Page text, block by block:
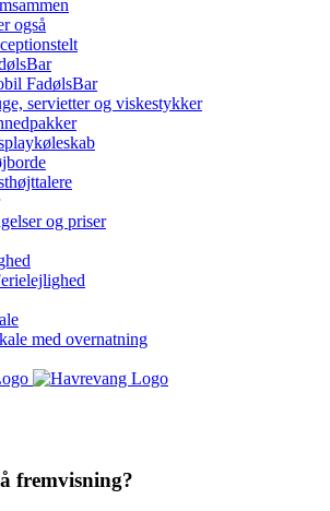
også
FadølsBar
servietter og viskestykker
og priser
med overnatning
fremvisning?